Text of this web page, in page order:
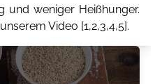
und weniger Heißhunger.
Video [1,2,3,4,5].